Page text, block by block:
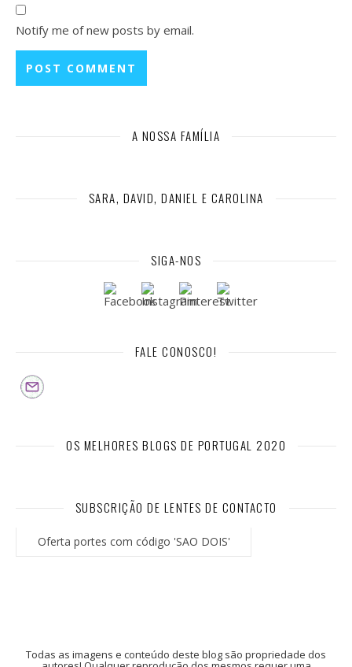
Notify me of new posts by email.
A NOSSA FAMÍLIA
SARA, DAVID, DANIEL E CAROLINA
SIGA-NOS
FALE CONOSCO!
OS MELHORES BLOGS DE PORTUGAL 2020
SUBSCRIÇÃO DE LENTES DE CONTACTO
Oferta portes com código 'SAO DOIS'
Todas as imagens e conteúdo deste blog são propriedade dos